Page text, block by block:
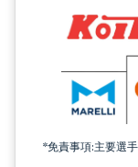
*免責事項:主要選